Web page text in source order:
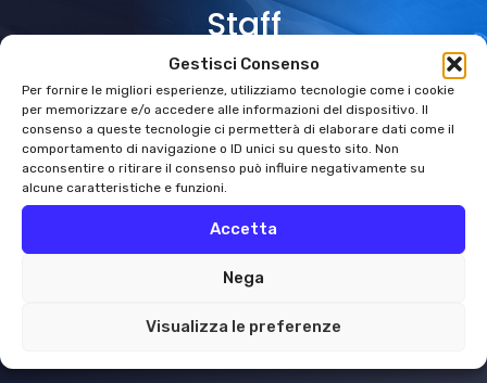
Gestisci Consenso
Per fornire le migliori esperienze, utilizziamo tecnologie come i cookie
per memorizzare e/o accedere alle informazioni del dispositivo. Il
consenso a queste tecnologie ci permetterà di elaborare dati come il
comportamento di navigazione o ID unici su questo sito. Non
acconsentire o ritirare il consenso può influire negativamente su
alcune caratteristiche e funzioni.
Accetta
Nega
Visualizza le preferenze
Staff
CHATTA CON NOI